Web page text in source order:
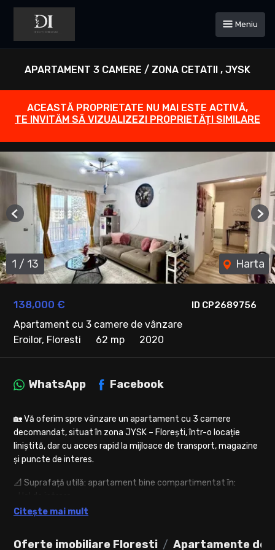
Meniu
APARTAMENT 3 CAMERE / ZONA CETATII , JYSK
ACEASTĂ PROPRIETATE NU MAI ESTE ACTIVĂ,
TE INVITĂM SĂ VIZUALIZEZI PROPRIETĂȚI SIMILARE
ID CP2689756
138,000 €
Apartament cu 3 camere de vânzare
Eroilor, Floresti
62 mp 2020
1 / 13 Harta
Previous
Oferte imobiliare Floresti Apartamente de
WhatsApp Facebook
🏡 Vă oferim spre vânzare un apartament cu 3 camere
decomandat, situat în zona JYSK – Florești, într-o locație
liniștită, dar cu acces rapid la mijloace de transport, magazine
și puncte de interes.
📐 Suprafață utilă: apartament bine compartimentat în:
• 🛋️ Living spațios și luminos
Citește mai mult